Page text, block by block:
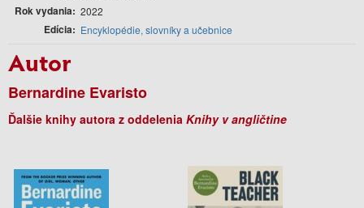
Rok vydania 2022
Edícia Encyklopédie, slovníky a učebnice
Autor
Bernardine Evaristo
Ďalšie knihy autora z oddelenia Knihy v angličtine